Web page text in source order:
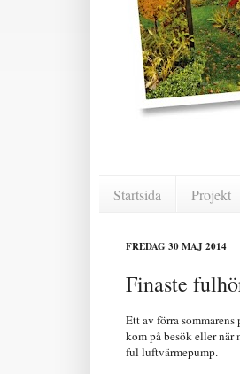
Startsida Projekt
FREDAG 30 MAJ 2014
Finaste
Ett av förra
kom på besök eller när
ful luftvärmepump.